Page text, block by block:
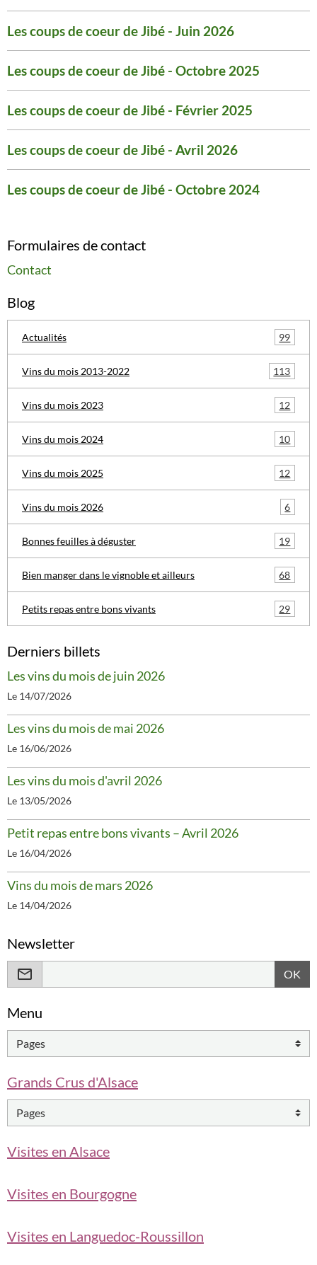
Les coups de coeur de Jibé - Juin 2026
Les coups de coeur de Jibé - Octobre 2025
Les coups de coeur de Jibé - Février 2025
Les coups de coeur de Jibé - Avril 2026
Les coups de coeur de Jibé - Octobre 2024
Formulaires de contact
Contact
Blog
Actualités 99
Vins du mois 2013-2022 113
Vins du mois 2023 12
Vins du mois 2024 10
Vins du mois 2025 12
Vins du mois 2026 6
Bonnes feuilles à déguster 19
Bien manger dans le vignoble et ailleurs 68
Petits repas entre bons vivants 29
Derniers billets
Les vins du mois de juin 2026
Le 14/07/2026
Les vins du mois de mai 2026
Le 16/06/2026
Les vins du mois d'avril 2026
Le 13/05/2026
Petit repas entre bons vivants – Avril 2026
Le 16/04/2026
Vins du mois de mars 2026
Le 14/04/2026
Newsletter
OK
Menu
Grands Crus d'Alsace
Visites en Alsace
Visites en Bourgogne
Visites en Languedoc-Roussillon